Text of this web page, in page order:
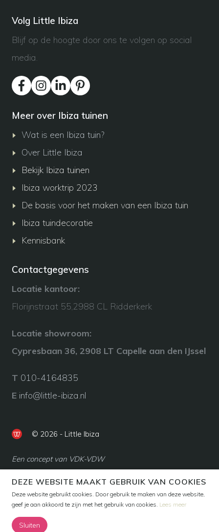
Volg Little Ibiza
Blijf op de hoogte door ons te volgen op social
media.
Meer over Ibiza tuinen
Wat is een Ibiza tuin?
Over Little Ibiza
Bekijk Ibiza tuinen
Ibiza worktrip 2023
De basis voor het maken van een Ibiza tuin
Ibiza tuindecoratie
Kennisbank
Contactgegevens
Locatie kantoor:
Florijnstraat 55,2988 CL Ridderkerk
Locatie showroom:
Cypresbaan 36, 2908 LT Capelle aan den IJssel
T 010-4164835
E info@little-ibiza.nl
© 2026 - Little Ibiza
Een concept van VDK-VDW
DEZE WEBSITE MAAKT GEBRUIK VAN COOKIES
Deze website gebruikt cookies. Door gebruik te maken van deze website,
geef je aan akkoord te zijn met het gebruik van cookies. Lees meer
Sluiten